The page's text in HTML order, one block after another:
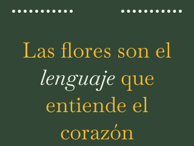
Las flores son el
lenguajeque
entiende el
corazón